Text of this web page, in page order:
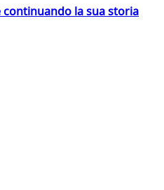
continuando la sua storia